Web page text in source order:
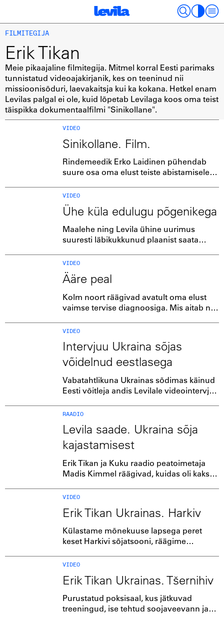
FILMITEGIJA
Erik Tikan
Meie pikaajaline filmitegija. Mitmel korral Eesti parimaks
tunnistatud videoajakirjanik, kes on teeninud nii
missioonisõduri, laevakaitsja kui ka kokana. Hetkel enam
Levilas palgal ei ole, kuid lõpetab Levilaga koos oma teist
täispikka dokumentaalfilmi "Sinikollane".
VIDEO
Sinikollane. Film.
Rindemeedik Erko Laidinen pühendab
suure osa oma elust teiste abistamisele
vabatahtlikuks olemisel on oma hind.
VIDEO
Ühe küla edulugu põgenikega
Maalehe ning Levila ühine uurimus
suuresti läbikukkunud plaanist saata
ühest külast, kus asjad läksid teistest
paremini.
VIDEO
Ääre peal
Kolm noort räägivad avatult oma elust
vaimse tervise diagnoosiga. Mis aitab neil
kuidas aidata üksteist?
VIDEO
Intervjuu Ukraina sõjas
võidelnud eestlasega
Vabatahtlikuna Ukrainas sõdimas käinud
Eesti võitleja andis Levilale videointervjuu
RAADIO
Levila saade. Ukraina sõja
kajastamisest
Erik Tikan ja Kuku raadio peatoimetaja
Madis Kimmel räägivad, kuidas oli kaks
VIDEO
Erik Tikan Ukrainas. Harkiv
Külastame mõnekuuse lapsega peret
keset Harkivi sõjatsooni, räägime
kuulame, kuidas metroovõlvide all kajab
hoolimata tšellomäng.
VIDEO
Erik Tikan Ukrainas. Tšernihiv
Purustatud poksisaal, kus jätkuvad
treeningud, ise tehtud soojaveevann ja